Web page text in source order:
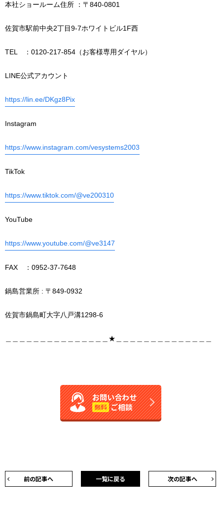
本社ショールーム住所 ：〒840-0801
佐賀市駅前中央2丁目9-7ホワイトビル1F西
TEL ：0120-217-854（お客様専用ダイヤル）
LINE公式アカウント
https://lin.ee/DKgz8Pix
Instagram
https://www.instagram.com/vesystems2003
TikTok
https://www.tiktok.com/@ve200310
YouTube
https://www.youtube.com/@ve3147
FAX ：0952-37-7648
鍋島営業所 : 〒849-0932
佐賀市鍋島町大字八戸溝1298-6
＿＿＿＿＿＿＿＿＿＿＿＿＿＿＿★＿＿＿＿＿＿＿＿＿＿＿＿＿＿
お問い合わせ
無料 ご相談
前の記事へ 次の記事へ
一覧に戻る